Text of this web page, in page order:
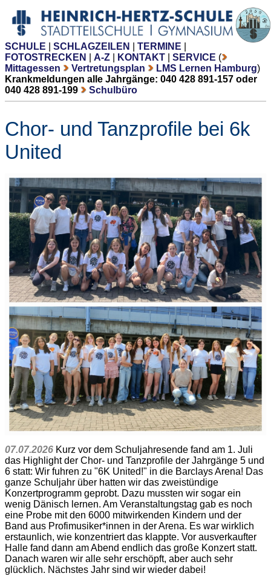
SCHULE SCHLAGZEILEN TERMINE
FOTOSTRECKEN
A-Z KONTAKT SERVICE (
Mittagessen
Vertretungsplan LMS Lernen Hamburg)
Krankmeldungen alle Jahrgänge: 040 428 891-157 oder
040 428 891-199
Schulbüro
Chor- und Tanzprofile bei 6k
United
07.07.2026 Kurz vor dem Schuljahresende fand am 1. Juli
das Highlight der Chor- und Tanzprofile der Jahrgänge 5 und
6 statt: Wir fuhren zu "6K United!" in die Barclays Arena! Das
ganze Schuljahr über hatten wir das zweistündige
Konzertprogramm geprobt. Dazu mussten wir sogar ein
wenig Dänisch lernen. Am Veranstaltungstag gab es noch
eine Probe mit den 6000 mitwirkenden Kindern und der
Band aus Profimusiker*innen in der Arena. Es war wirklich
erstaunlich, wie konzentriert das klappte. Vor ausverkaufter
Halle fand dann am Abend endlich das große Konzert statt.
Danach waren wir alle sehr erschöpft, aber auch sehr
glücklich. Nächstes Jahr sind wir wieder dabei!